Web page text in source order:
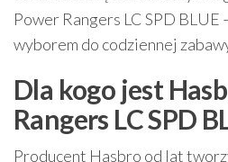
Power Rangers LC SPD
wyborem do codziennej
Dla kogo jest
Rangers LC SPD
Producent Hasbro od lat